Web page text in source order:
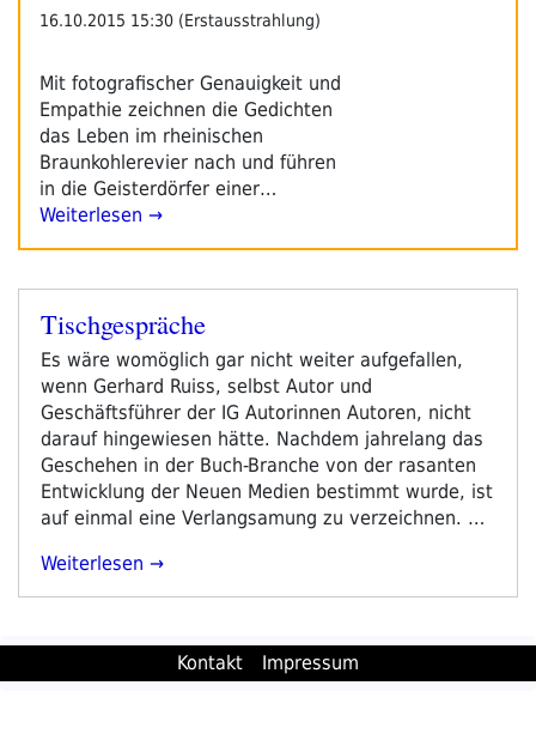
16.10.2015 15:30 (Erstausstrahlung)
Mit fotografischer Genauigkeit und
Empathie zeichnen die Gedichten
das Leben im rheinischen
Braunkohlerevier nach und führen
in die Geisterdörfer einer…
Weiterlesen →
Veröffentlicht
Tischgespräche
Es wäre womöglich gar nicht weiter aufgefallen,
wenn Gerhard Ruiss, selbst Autor und
Geschäftsführer der IG Autorinnen Autoren, nicht
darauf hingewiesen hätte. Nachdem jahrelang das
Geschehen in der Buch-Branche von der rasanten
Entwicklung der Neuen Medien bestimmt wurde, ist
auf einmal eine Verlangsamung zu verzeichnen. …
„Tischgespräche“
Weiterlesen
Kontakt Impressum